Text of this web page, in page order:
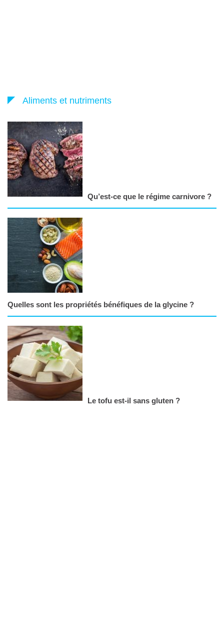
Aliments et nutriments
Qu’est-ce que le régime carnivore ?
Quelles sont les propriétés bénéfiques de la glycine ?
Le tofu est-il sans gluten ?